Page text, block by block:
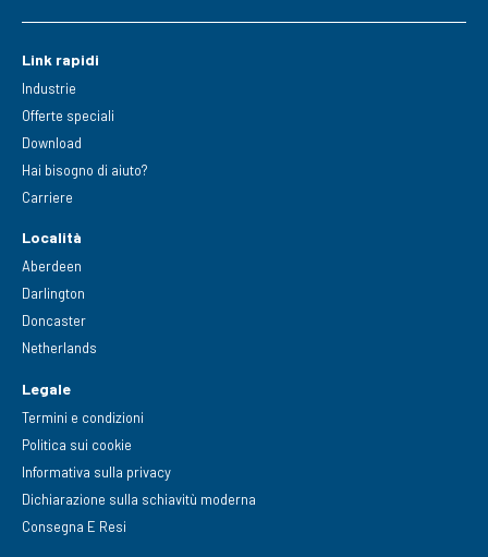
Link rapidi
Industrie
Offerte speciali
Download
Hai bisogno di aiuto?
Carriere
Località
Aberdeen
Darlington
Doncaster
Netherlands
Legale
Termini e condizioni
Politica sui cookie
Informativa sulla privacy
Dichiarazione sulla schiavitù moderna
Consegna E Resi